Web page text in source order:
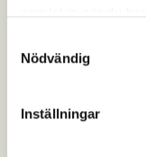
Nödvändig
Inställningar